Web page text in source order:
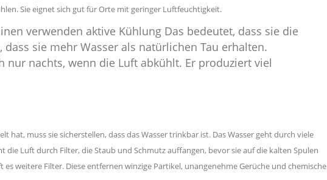
Sie eignet sich gut für Orte mit geringer Luftfeuchtigkeit.
verwenden aktive Kühlung Das bedeutet, dass sie die
sie mehr Wasser als natürlichen Tau erhalten.
nur nachts, wenn die Luft abkühlt. Er produziert viel
hat, muss sie sicherstellen, dass das Wasser trinkbar ist. Das Wasser geht durch viele
die Luft durch Filter, die Staub und Schmutz auffangen, bevor sie auf die kalten Spulen
weitere Filter. Diese entfernen winzige Partikel, unangenehme Gerüche und chemische